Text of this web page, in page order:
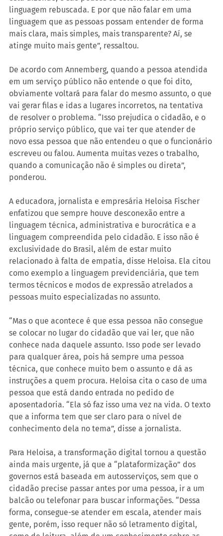
linguagem rebuscada. E por que não falar em uma
linguagem que as pessoas possam entender de forma
mais clara, mais simples, mais transparente? Aí, se
atinge muito mais gente”, ressaltou.
De acordo com Annemberg, quando a pessoa atendida
em um serviço público não entende o que foi dito,
obviamente voltará para falar do mesmo assunto, o que
vai gerar filas e idas a lugares incorretos, na tentativa
de resolver o problema. “Isso prejudica o cidadão, e o
próprio serviço público, que vai ter que atender de
novo essa pessoa que não entendeu o que o funcionário
escreveu ou falou. Aumenta muitas vezes o trabalho,
quando a comunicação não é simples ou direta”,
ponderou.
A educadora, jornalista e empresária Heloisa Fischer
enfatizou que sempre houve desconexão entre a
linguagem técnica, administrativa e burocrática e a
linguagem compreendida pelo cidadão. E isso não é
exclusividade do Brasil, além de estar muito
relacionado à falta de empatia, disse Heloisa. Ela citou
como exemplo a linguagem previdenciária, que tem
termos técnicos e modos de expressão atrelados a
pessoas muito especializadas no assunto.
“Mas o que acontece é que essa pessoa não consegue
se colocar no lugar do cidadão que vai ler, que não
conhece nada daquele assunto. Isso pode ser levado
para qualquer área, pois há sempre uma pessoa
técnica, que conhece muito bem o assunto e dá as
instruções a quem procura. Heloisa cita o caso de uma
pessoa que está dando entrada no pedido de
aposentadoria. “Ela só faz isso uma vez na vida. O texto
que a informa tem que ser claro para o nível de
conhecimento dela no tema”, disse a jornalista.
Para Heloisa, a transformação digital tornou a questão
ainda mais urgente, já que a “plataformização” dos
governos está baseada em autosserviços, sem que o
cidadão precise passar antes por uma pessoa, ir a um
balcão ou telefonar para buscar informações. “Dessa
forma, consegue-se atender em escala, atender mais
gente, porém, isso requer não só letramento digital,